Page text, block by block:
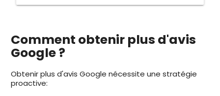
Comment obtenir plus d'avis
Google ?
Obtenir plus d'avis Google nécessite une stratégie
proactive: